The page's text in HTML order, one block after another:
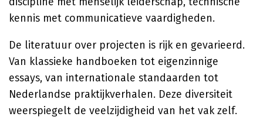
kennis met communicatieve vaardigheden.
De literatuur over projecten is rijk en gevarieerd.
Van klassieke handboeken tot eigenzinnige
essays, van internationale standaarden tot
Nederlandse praktijkverhalen. Deze diversiteit
weerspiegelt de veelzijdigheid van het vak zelf.